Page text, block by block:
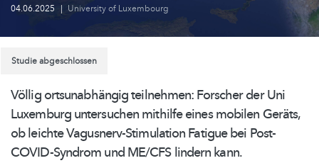
04.06.2025 | University of Luxembourg
Studie abgeschlossen
Völlig ortsunabhängigteilnehmen: Forscher der Uni
Luxemburg untersuchen mithilfe eines mobilen Geräts,
ob leichteVagusnerv-Stimulation Fatigue bei Post-
COVID-Syndrom und ME/CFS lindern kann.